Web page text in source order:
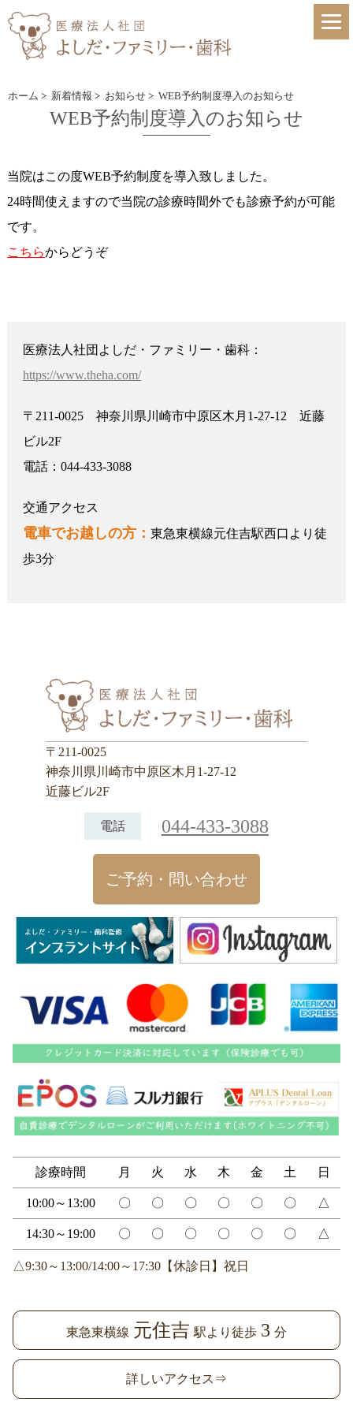
ホーム > 新着情報 > お知らせ > WEB予約制度導入のお知らせ
WEB予約制度導入のお知らせ
当院はこの度WEB予約制度を導入致しました。
24時間使えますので当院の診療時間外でも診療予約が可能
です。
こちらからどうぞ
医療法人社団よしだ・ファミリー・歯科：
https://www.theha.com/
〒211-0025 神奈川県川崎市中原区木月1-27-12 近藤
ビル2F
電話：044-433-3088
交通アクセス
電車でお越しの方： 東急東横線元住吉駅西口より徒
歩3分
〒211-0025
神奈川県川崎市中原区木月1-27-12
近藤ビル2F
電話 044-433-3088
ご予約・問い合わせ
診療時間 月 火 水 木 金 土 日
10:00～13:00 〇 〇 〇 〇 〇 〇 △
14:30～19:00 〇 〇 〇 〇 〇 〇 △
△9:30～13:00/14:00～17:30【休診日】祝日
東急東横線 元住吉 駅より徒歩 3 分
詳しいアクセス⇒